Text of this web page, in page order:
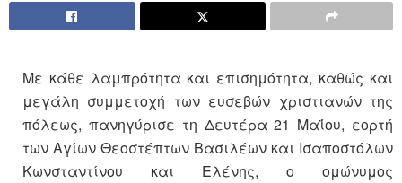
Με κάθε λαμπρότητα και επισημότητα, καθώς και
μεγάλη συμμετοχή των ευσεβών χριστιανών της
πόλεως, πανηγύρισε τη Δευτέρα 21 Μαΐου, εορτή
των Αγίων Θεοστέπτων Βασιλέων και Ισαποστόλων
Κωνσταντίνου και Ελένης, ο ομώνυμος